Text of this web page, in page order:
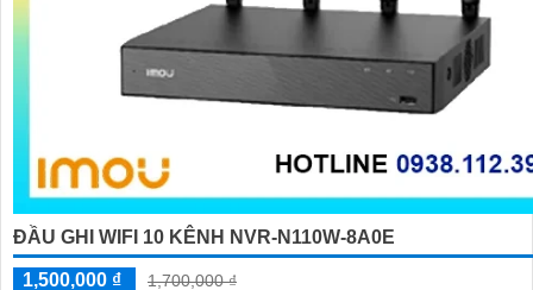
ĐẦU GHI WIFI 10 KÊNH NVR-N110W-8A0E
1,500,000 ₫
1,700,000 ₫